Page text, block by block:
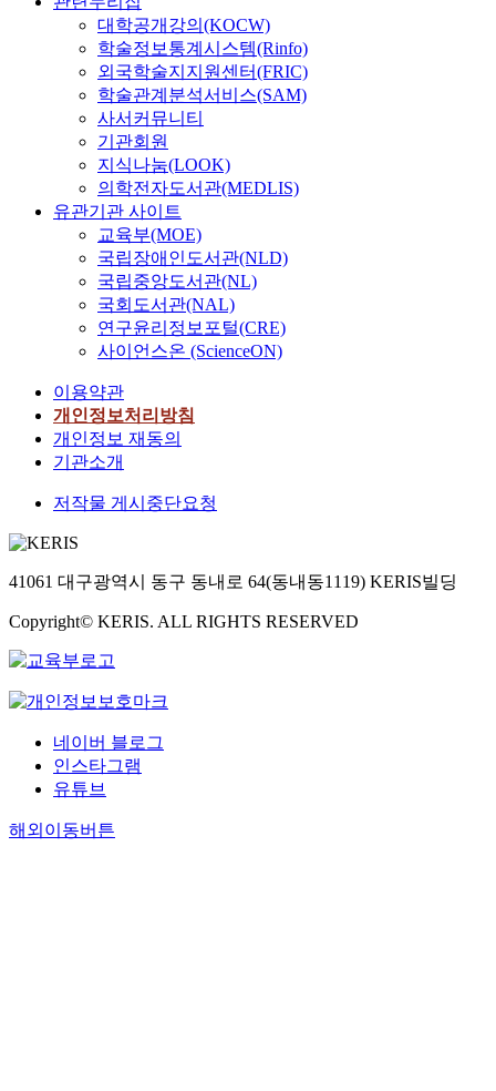
대학공개강의(KOCW)
학술정보통계시스템(Rinfo)
외국학술지지원센터(FRIC)
학술관계분석서비스(SAM)
사서커뮤니티
기관회원
지식나눔(LOOK)
의학전자도서관(MEDLIS)
유관기관 사이트
교육부(MOE)
국립장애인도서관(NLD)
국립중앙도서관(NL)
국회도서관(NAL)
연구윤리정보포털(CRE)
사이언스온 (ScienceON)
이용약관
개인정보처리방침
개인정보 재동의
기관소개
저작물 게시중단요청
41061 대구광역시 동구 동내로 64(동내동1119) KERIS빌딩
Copyright© KERIS. ALL RIGHTS RESERVED
네이버 블로그
인스타그램
유튜브
해외이동버튼